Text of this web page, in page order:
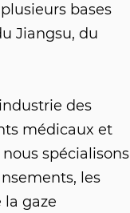
bases
Jiangsu, du
des
médicaux et
spécialisons
les
gaze